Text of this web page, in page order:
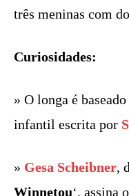
três meninas com
Curiosidades:
» O longa é
infantil escrita por
» Gesa Scheibner,
Winnetou‘, assina